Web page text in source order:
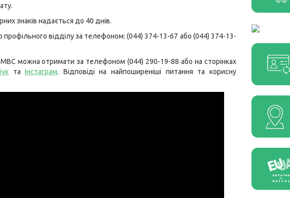
знаків надається до 40 днів.
відділу за телефоном: (044) 374-13-67 або (044) 374-13-
МВС можна отримати за телефоном (044) 290-19-88 або на сторінках
таІнстаграм. Відповіді на найпоширеніші питання та корисну